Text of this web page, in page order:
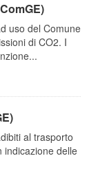
uso del Comune
di CO2. I
al trasporto
indicazione delle